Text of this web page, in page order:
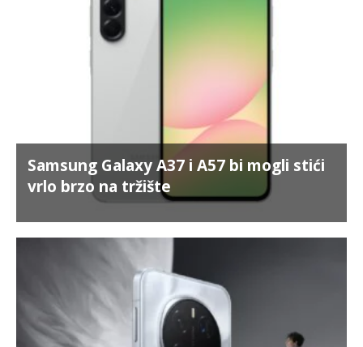
Samsung Galaxy A37 i A57 bi mogli stići
vrlo brzo na tržište